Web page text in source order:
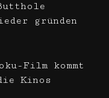
gründen
Film kommt
Kinos